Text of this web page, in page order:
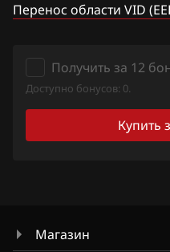
Howo
Hyundai
Infiniti
Iran Khodro
JAC
X-Trail 2.0
Xterra
Z350
Перенос области VID
Получить за 12
Доступно бонусов: 0.
Купить
Магазин